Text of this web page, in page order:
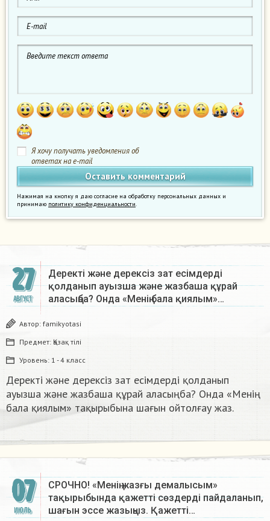
Я хочу получать уведомления об
ответах на e-mail
Нажимая на кнопку я даю согласие на обработку персональных данных и
принимаю политику конфиденциальности.
27
АВГУСТ
Деректі және дерексіз зат есімдерді
қолданып ауызша және жазбаша құрай
аласыңба? Онда «Менің бала қиялым»…
Автор: famikyotasi
Предмет: Қазақ тiлi
Уровень: 1 - 4 класс
Деректі және дерексіз зат есімдерді қолданып
ауызша және жазбаша құрай аласыңба? Онда «Менің
бала қиялым» тақырыбына шағын ойтолғау жаз.
07
ИЮЛЬ
СРОЧНО! «Менің жазғы демалысым»
тақырыбында қажетті сөздерді пайдаланып,
шағын эссе жазыңыз. Қажетті…